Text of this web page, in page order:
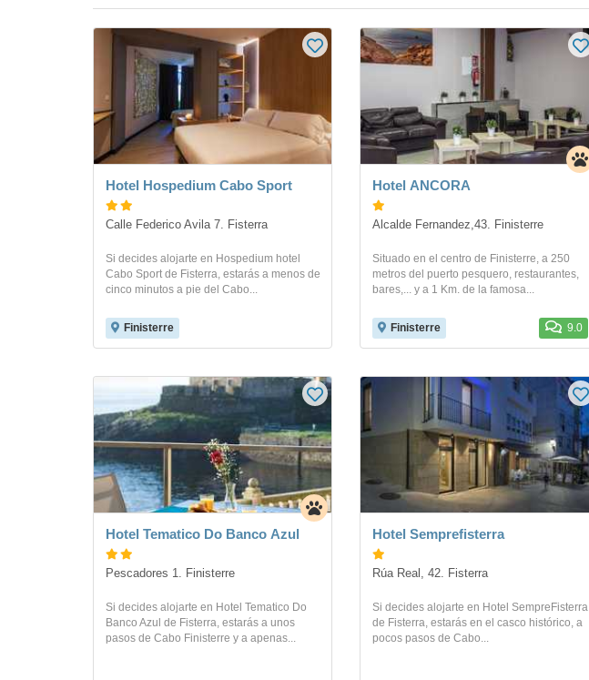
Hotel Hospedium Cabo Sport
Calle Federico Avila 7. Fisterra
Si decides alojarte en Hospedium hotel
Cabo Sport de Fisterra, estarás a menos de
cinco minutos a pie del Cabo...
Finisterre
Hotel ANCORA
Alcalde Fernandez,43. Finisterre
Situado en el centro de Finisterre, a 250
metros del puerto pesquero, restaurantes,
bares,... y a 1 Km. de la famosa...
Finisterre 9.0
Hotel Tematico Do Banco Azul
Pescadores 1. Finisterre
Si decides alojarte en Hotel Tematico Do
Banco Azul de Fisterra, estarás a unos
pasos de Cabo Finisterre y a apenas...
Hotel Semprefisterra
Rúa Real, 42. Fisterra
Si decides alojarte en Hotel SempreFisterra
de Fisterra, estarás en el casco histórico, a
pocos pasos de Cabo...